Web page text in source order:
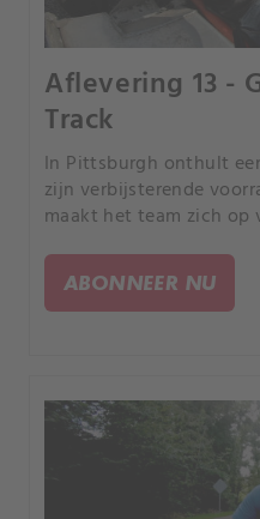
Aflevering 13 -
Track
In Pittsburgh onthult
zijn verbijsterende
maakt het team zich op
ABONNEER NU